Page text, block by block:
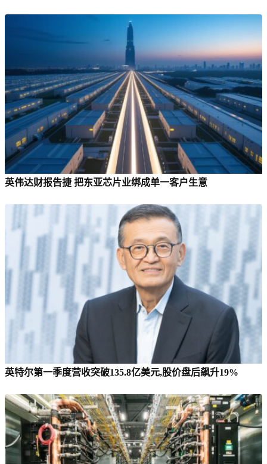
英伟达财报告捷 把东亚芯片业绑成单一客户生意
英特尔第一季度营收突破135.8亿美元,股价盘后飙升19%